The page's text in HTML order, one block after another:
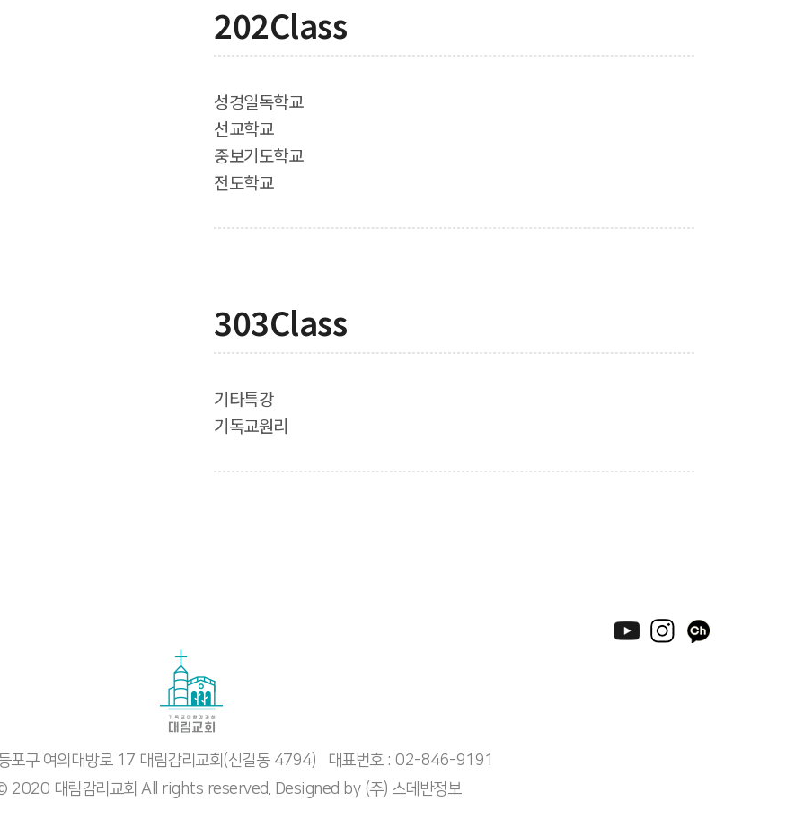
202Class
성경일독학교
선교학교
중보기도학교
전도학교
303Class
기타특강
기독교원리
포구 여의대방로 17 대림감리교회(신길동 4794)
대표번호 : 02-846-9191
2020 대림감리교회 All rights reserved. Designed by (주) 스데반정보